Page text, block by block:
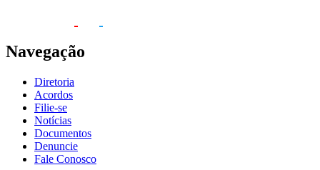
Navegação
Diretoria
Acordos
Filie-se
Notícias
Documentos
Denuncie
Fale Conosco